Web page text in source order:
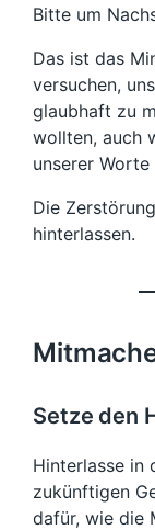
Bitte um
Das ist das
versuchen,
glaubhaft zu
wollten, auch
unserer Worte
Die
hinterlassen.
Setze den
Hinterlasse in
zukünftigen
dafür, wie die